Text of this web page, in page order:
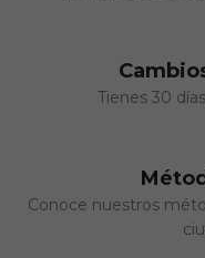
Tienes 30
Conoce nuestros